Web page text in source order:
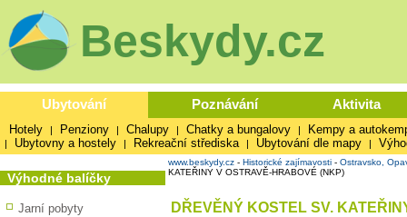
Beskydy.cz
Ubytování Poznávání Aktivita
Hotely | Penziony | Chalupy | Chatky a bungalovy | Kempy a
| Ubytovny a hostely | Rekreační střediska | Ubytování dle mapy |
Výhodné balíčky
Jarní pobyty
www.beskydy.cz - Historické zajímavosti - Ostravsko,
KATEŘINY V OSTRAVĚ-HRABOVÉ (NKP)
DŘEVĚNÝ KOSTEL SV.